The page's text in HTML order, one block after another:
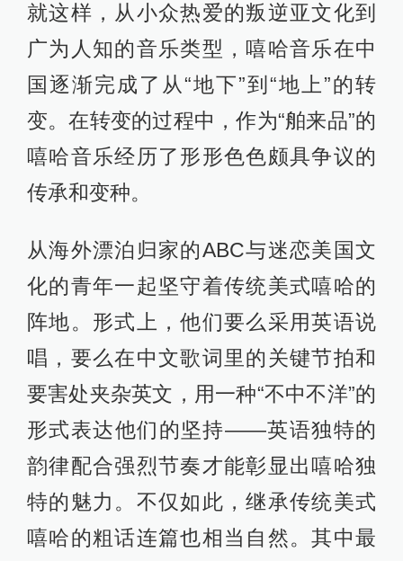
就这样，从小众热爱的叛逆亚文化到
广为人知的音乐类型，嘻哈音乐在中
国逐渐完成了从“地下”到“地上”的转
变。在转变的过程中，作为“舶来品”的
嘻哈音乐经历了形形色色颇具争议的
传承和变种。
从海外漂泊归家的ABC与迷恋美国文
化的青年一起坚守着传统美式嘻哈的
阵地。形式上，他们要么采用英语说
唱，要么在中文歌词里的关键节拍和
要害处夹杂英文，用一种“不中不洋”的
形式表达他们的坚持——英语独特的
韵律配合强烈节奏才能彰显出嘻哈独
特的魅力。不仅如此，继承传统美式
嘻哈的粗话连篇也相当自然。其中最